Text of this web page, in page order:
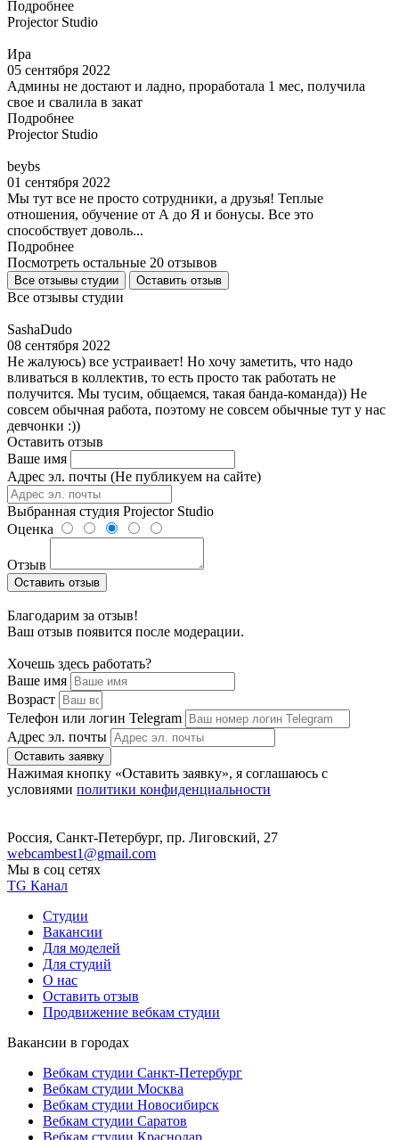
Подробнее
Projector Studio
Ира
05 сентября 2022
Админы не достают и ладно, проработала 1 мес, получила
свое и свалила в закат
Подробнее
Projector Studio
beybs
01 сентября 2022
Мы тут все не просто сотрудники, а друзья! Теплые
отношения, обучение от А до Я и бонусы. Все это
способствует доволь...
Подробнее
Посмотреть остальные 20 отзывов
Все отзывы студии Оставить отзыв
Все отзывы студии
SashaDudo
08 сентября 2022
Не жалуюсь) все устраивает! Но хочу заметить, что надо
вливаться в коллектив, то есть просто так работать не
получится. Мы тусим, общаемся, такая банда-команда)) Не
совсем обычная работа, поэтому не совсем обычные тут у нас
девчонки :))
Оставить отзыв
Ваше имя
Адрес эл. почты (Не публикуем на сайте)
Выбранная студия Projector Studio
Оценка
Отзыв
Оставить отзыв
Благодарим за отзыв!
Ваш отзыв появится после модерации.
Хочешь здесь работать?
Ваше имя
Возраст
Телефон или логин Telegram
Адрес эл. почты
Оставить заявку
Нажимая кнопку «Оставить заявку», я соглашаюсь с
условиями политики конфиденциальности
Россия, Санкт-Петербург, пр. Лиговский, 27
webcambest1@gmail.com
Мы в соц сетях
TG Канал
Студии
Вакансии
Для моделей
Для студий
О нас
Оставить отзыв
Продвижение вебкам студии
Вакансии в городах
Вебкам студии Санкт-Петербург
Вебкам студии Москва
Вебкам студии Новосибирск
Вебкам студии Саратов